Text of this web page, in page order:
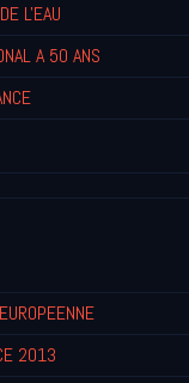
L'EAU
A 50 ANS
2013